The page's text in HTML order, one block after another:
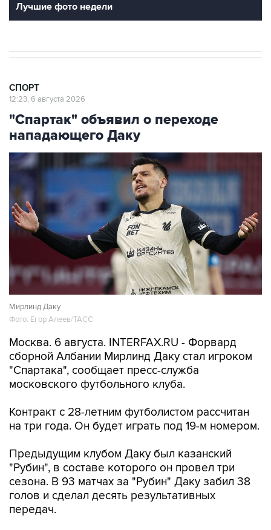
Лучшие фото недели
СПОРТ
12:23, 6 августа 2026
"Спартак" объявил о переходе
нападающего Даку
Мирлинд Даку
Фото: Егор Алеев/ТАСС
Москва. 6 августа. INTERFAX.RU - Форвард
сборной Албании Мирлинд Даку стал игроком
"Спартака", сообщает пресс-служба
московского футбольного клуба.
Контракт с 28-летним футболистом рассчитан
на три года. Он будет играть под 19-м номером.
Предыдущим клубом Даку был казанский
"Рубин", в составе которого он провел три
сезона. В 93 матчах за "Рубин" Даку забил 38
голов и сделал десять результативных
передач.